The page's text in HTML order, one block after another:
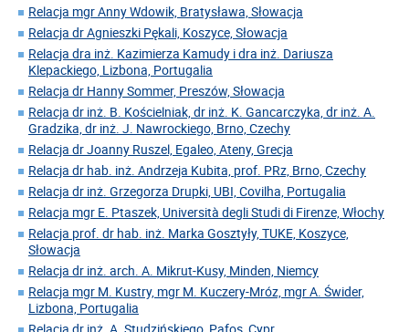
Relacja mgr Anny Wdowik, Bratysława, Słowacja
Relacja dr Agnieszki Pękali, Koszyce, Słowacja
Relacja dra inż. Kazimierza Kamudy i dra inż. Dariusza
Klepackiego, Lizbona, Portugalia
Relacja dr Hanny Sommer, Preszów, Słowacja
Relacja dr inż. B. Kościelniak, dr inż. K. Gancarczyka, dr inż. A.
Gradzika, dr inż. J. Nawrockiego, Brno, Czechy
Relacja dr Joanny Ruszel, Egaleo, Ateny, Grecja
Relacja dr hab. inż. Andrzeja Kubita, prof. PRz, Brno, Czechy
Relacja dr inż. Grzegorza Drupki, UBI, Covilha, Portugalia
Relacja mgr E. Ptaszek, Università degli Studi di Firenze, Włochy
Relacja prof. dr hab. inż. Marka Gosztyły, TUKE, Koszyce,
Słowacja
Relacja dr inż. arch. A. Mikrut-Kusy, Minden, Niemcy
Relacja mgr M. Kustry, mgr M. Kuczery-Mróz, mgr A. Świder,
Lizbona, Portugalia